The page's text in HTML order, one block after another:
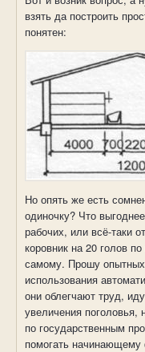
взять да построить
понятен:
Но опять же есть
одиночку? Что
рабочих, или всё-таки
коровник на 20 голов
самому. Прошу
использования
они облегчают труд,
увеличения поголовья,
по государственным
помогать